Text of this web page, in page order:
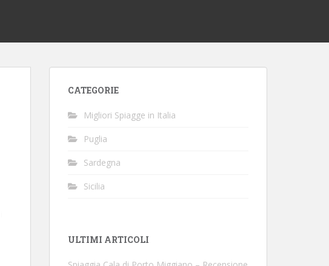
CATEGORIE
Migliori Spiagge in Italia
Puglia
Sardegna
Sicilia
ULTIMI ARTICOLI